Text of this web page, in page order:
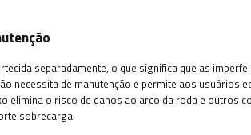
separadamente, o que significa que as
necessita de manutenção e permite aos usuários
elimina o risco de danos ao arco da roda e outros
sobrecarga.